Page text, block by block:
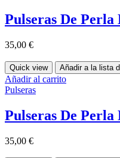
Pulseras De Perla
35,00 €
Quick view Añadir a la lista
Añadir al carrito
Pulseras
Pulseras De Perla
35,00 €